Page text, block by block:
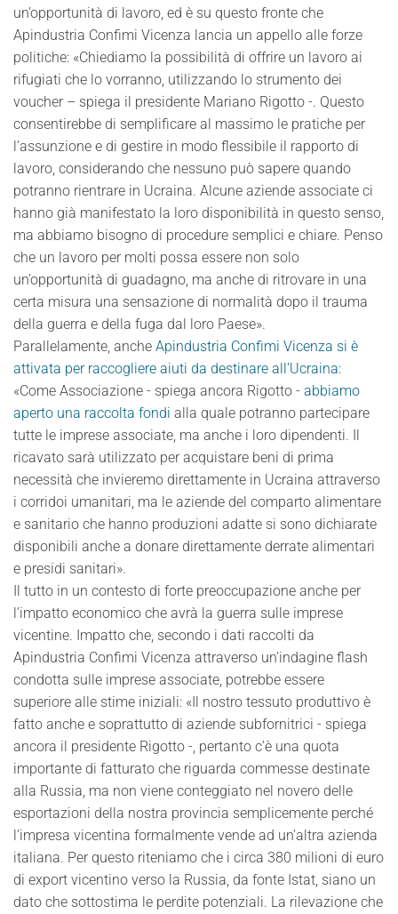
un’opportunità di lavoro, ed è su questo fronte che
Apindustria Confimi Vicenza lancia un appello alle forze
politiche: «Chiediamo la possibilità di offrire un lavoro ai
rifugiati che lo vorranno, utilizzando lo strumento dei
voucher – spiega il presidente Mariano Rigotto -. Questo
consentirebbe di semplificare al massimo le pratiche per
l’assunzione e di gestire in modo flessibile il rapporto di
lavoro, considerando che nessuno può sapere quando
potranno rientrare in Ucraina. Alcune aziende associate ci
hanno già manifestato la loro disponibilità in questo senso,
ma abbiamo bisogno di procedure semplici e chiare. Penso
che un lavoro per molti possa essere non solo
un’opportunità di guadagno, ma anche di ritrovare in una
certa misura una sensazione di normalità dopo il trauma
della guerra e della fuga dal loro Paese».
Parallelamente, anche Apindustria Confimi Vicenza si è
attivata per raccogliere aiuti da destinare all’Ucraina:
«Come Associazione - spiega ancora Rigotto - abbiamo
aperto una raccolta fondi alla quale potranno partecipare
tutte le imprese associate, ma anche i loro dipendenti. Il
ricavato sarà utilizzato per acquistare beni di prima
necessità che invieremo direttamente in Ucraina attraverso
i corridoi umanitari, ma le aziende del comparto alimentare
e sanitario che hanno produzioni adatte si sono dichiarate
disponibili anche a donare direttamente derrate alimentari
e presidi sanitari».
Il tutto in un contesto di forte preoccupazione anche per
l’impatto economico che avrà la guerra sulle imprese
vicentine. Impatto che, secondo i dati raccolti da
Apindustria Confimi Vicenza attraverso un’indagine flash
condotta sulle imprese associate, potrebbe essere
superiore alle stime iniziali: «Il nostro tessuto produttivo è
fatto anche e soprattutto di aziende subfornitrici - spiega
ancora il presidente Rigotto -, pertanto c’è una quota
importante di fatturato che riguarda commesse destinate
alla Russia, ma non viene conteggiato nel novero delle
esportazioni della nostra provincia semplicemente perché
l’impresa vicentina formalmente vende ad un’altra azienda
italiana. Per questo riteniamo che i circa 380 milioni di euro
di export vicentino verso la Russia, da fonte Istat, siano un
dato che sottostima le perdite potenziali. La rilevazione che